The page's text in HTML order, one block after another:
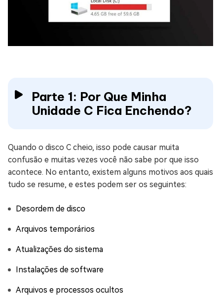
Parte 1: Por Que Minha
Unidade C Fica Enchendo?
Quando o disco C cheio, isso pode causar muita
confusão e muitas vezes você não sabe por que isso
acontece. No entanto, existem alguns motivos aos quais
tudo se resume, e estes podem ser os seguintes:
Desordem de disco
Arquivos temporários
Atualizações do sistema
Instalações de software
Arquivos e processos ocultos